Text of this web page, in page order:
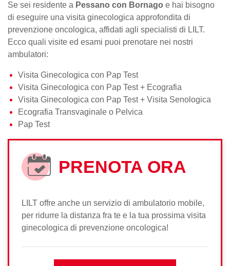
Se sei residente a Pessano con Bornago e hai bisogno
di eseguire una visita ginecologica approfondita di
prevenzione oncologica, affidati agli specialisti di LILT.
Ecco quali visite ed esami puoi prenotare nei nostri
ambulatori:
Visita Ginecologica con Pap Test
Visita Ginecologica con Pap Test + Ecografia
Visita Ginecologica con Pap Test + Visita Senologica
Ecografia Transvaginale o Pelvica
Pap Test
PRENOTA ORA
LILT offre anche un servizio di ambulatorio mobile,
per ridurre la distanza fra te e la tua prossima visita
ginecologica di prevenzione oncologica!